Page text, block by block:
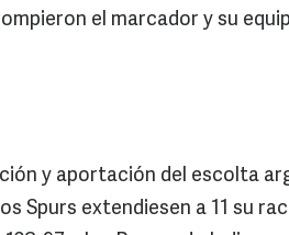
el marcador y su
y aportación del escolta
Spurs extendiesen a 11 su